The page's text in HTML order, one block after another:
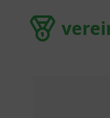
vereinlist